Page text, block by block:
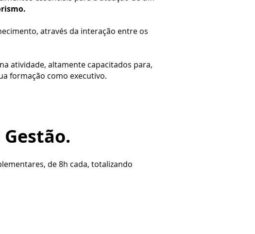
através da interação entre os
atividade, altamente capacitados para,
formação como executivo.
de 8h cada, totalizando